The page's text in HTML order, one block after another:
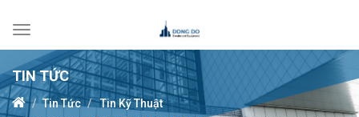
Toggle
navigation
TIN TỨC
Tin Tức
Tin Kỹ Thuật